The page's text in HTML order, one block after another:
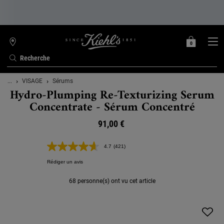
Recherche
TROUVER
UNE
BOUTIQUE
MON
0
0 PRODUIT
Contenu principal
... VISAGE Sérums
Hydro-Plumping Re-Texturizing Serum
Concentrate - Sérum Concentré
91,00 €
4.7 Lire
sur
(421)
Rédiger un avis
68 personne(s) ont vu cet article